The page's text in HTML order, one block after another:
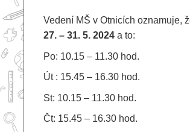
Vedení MŠ v Otnicích oznamuje,
27. – 31. 5. 2024 a to:
Po: 10.15 – 11.30 hod.
Út : 15.45 – 16.30 hod.
St: 10.15 – 11.30 hod.
Čt: 15.45 – 16.30 hod.